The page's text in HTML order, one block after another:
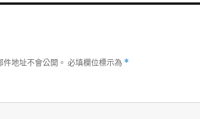
地址不會公開。 必填欄位標示為 *